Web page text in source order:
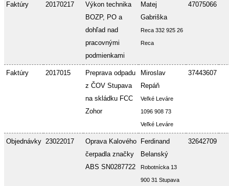
Faktúry 20170217
Výkon technika
BOZP, PO a
dohľad nad
pracovnými
podmienkami
Matej
Gabriška
Reca 332 925 26
Reca
47075066
Faktúry 2017015
Preprava odpadu
z ČOV Stupava
na skládku FCC
Zohor
Miroslav
Repáň
Veľké Leváre
1096 908 73
Veľké Leváre
37443607
Objednávky 23022017
Oprava Kalového
čerpadla značky
ABS SN0287722
Ferdinand
Belanský
Robotnícka 13
900 31 Stupava
32642709